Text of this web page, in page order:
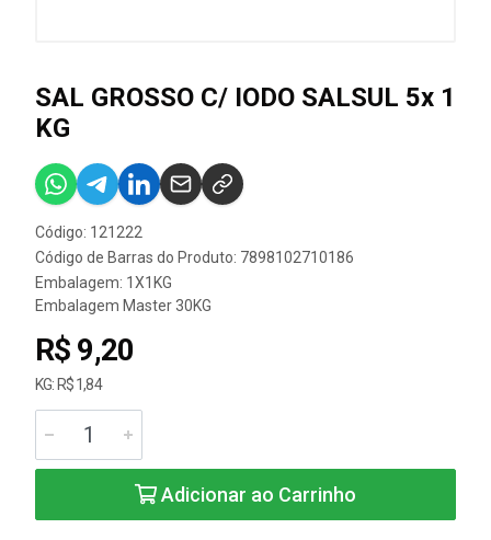
SAL GROSSO C/ IODO SALSUL 5x 1
KG
Código: 121222
Código de Barras do Produto: 7898102710186
Embalagem: 1X1KG
Embalagem Master 30KG
R$ 9,20
KG: R$ 1,84
Adicionar ao Carrinho